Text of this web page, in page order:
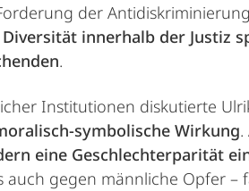
der
Diversität innerhalb der Justiz
.
Institutionen diskutierte
symbolische Wirkung
eine Geschlechterparität
gegen männliche Opfer